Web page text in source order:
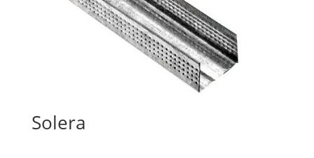
Solera